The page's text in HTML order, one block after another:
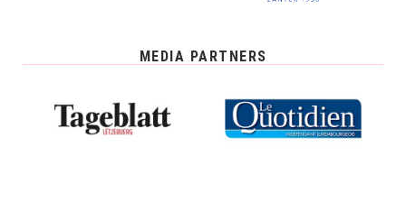
MEDIA PARTNERS